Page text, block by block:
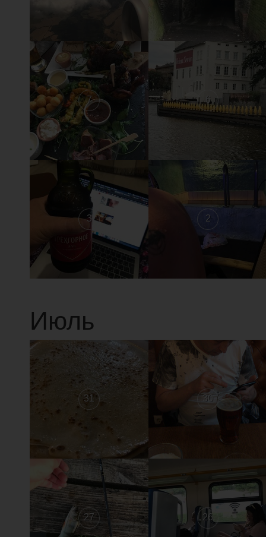
7 6
3 2
Июль
31 30
27 26